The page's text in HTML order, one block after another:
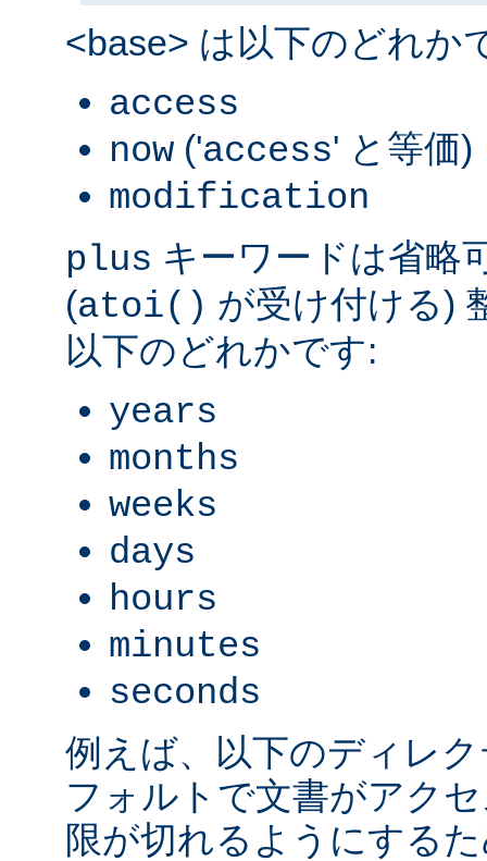
<base> は以下のどれか
access
now ('access' と等価)
modification
plus キーワードは省略
(atoi() が受け付ける)
以下のどれかです:
years
months
weeks
days
hours
minutes
seconds
例えば、以下のディレ
フォルトで文書がアク
限が切れるようにする